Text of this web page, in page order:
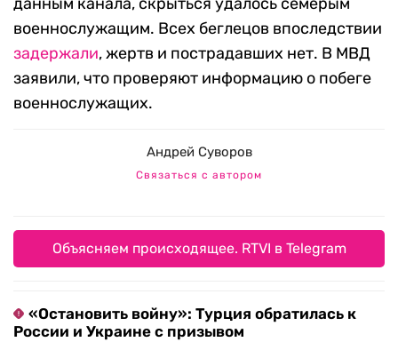
военнослужащим. Всех беглецов впоследствии
задержали, жертв и пострадавших нет. В МВД
заявили, что проверяют информацию о побеге
военнослужащих.
Андрей Суворов
Связаться с автором
Объясняем происходящее. RTVI в Telegram
«Остановить войну»: Турция обратилась к
России и Украине с призывом